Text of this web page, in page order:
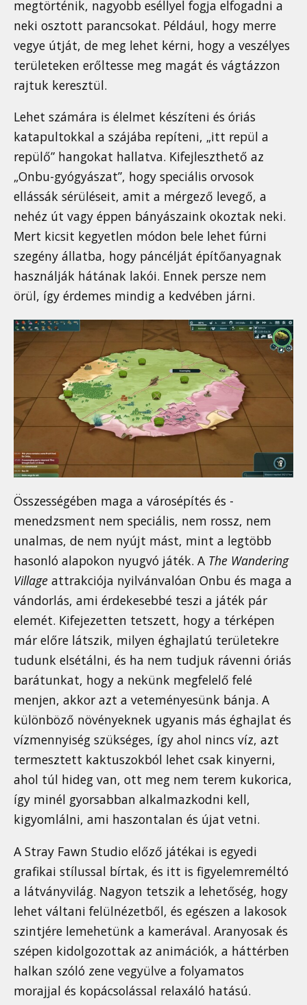
megtörténik, nagyobb eséllyel fogja elfogadni a
neki osztott parancsokat. Például, hogy merre
vegye útját, de meg lehet kérni, hogy a veszélyes
területeken erőltesse meg magát és vágtázzon
rajtuk keresztül.
Lehet számára is élelmet készíteni és óriás
katapultokkal a szájába repíteni, „itt repül a
repülő” hangokat hallatva. Kifejleszthető az
„Onbu-gyógyászat”, hogy speciális orvosok
ellássák sérüléseit, amit a mérgező levegő, a
nehéz út vagy éppen bányászaink okoztak neki.
Mert kicsit kegyetlen módon bele lehet fúrni
szegény állatba, hogy páncélját építőanyagnak
használják hátának lakói. Ennek persze nem
örül, így érdemes mindig a kedvében járni.
Összességében maga a városépítés és -
menedzsment nem speciális, nem rossz, nem
unalmas, de nem nyújt mást, mint a legtöbb
hasonló alapokon nyugvó játék. A The Wandering
Village attrakciója nyilvánvalóan Onbu és maga a
vándorlás, ami érdekesebbé teszi a játék pár
elemét. Kifejezetten tetszett, hogy a térképen
már előre látszik, milyen éghajlatú területekre
tudunk elsétálni, és ha nem tudjuk rávenni óriás
barátunkat, hogy a nekünk megfelelő felé
menjen, akkor azt a veteményesünk bánja. A
különböző növényeknek ugyanis más éghajlat és
vízmennyiség szükséges, így ahol nincs víz, azt
termesztett kaktuszokból lehet csak kinyerni,
ahol túl hideg van, ott meg nem terem kukorica,
így minél gyorsabban alkalmazkodni kell,
kigyomlálni, ami haszontalan és újat vetni.
A Stray Fawn Studio előző játékai is egyedi
grafikai stílussal bírtak, és itt is figyelemreméltó
a látványvilág. Nagyon tetszik a lehetőség, hogy
lehet váltani felülnézetből, és egészen a lakosok
szintjére lemehetünk a kamerával. Aranyosak és
szépen kidolgozottak az animációk, a háttérben
halkan szóló zene vegyülve a folyamatos
morajjal és kopácsolással relaxáló hatású.